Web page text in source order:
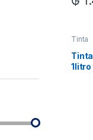
Tinta